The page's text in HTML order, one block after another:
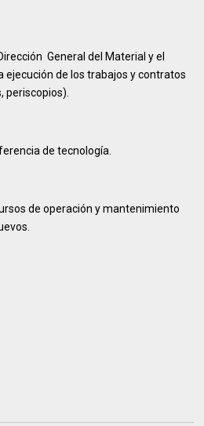
General del Material y el
ejecución de los trabajos y contratos
de tecnología.
operación y mantenimiento